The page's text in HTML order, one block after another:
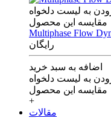
به لیست دلخواه
مقایسه این محصول
Multiphase Flow
رایگان
اضافه به سبد خرید
به لیست دلخواه
مقایسه این محصول
+
مقالات